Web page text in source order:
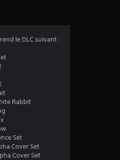
le DLC suivant :
Rabbit
Set
Cover Set
Cover Set